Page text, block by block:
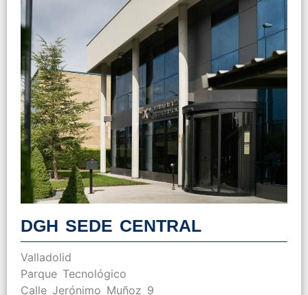
DGH SEDE CENTRAL
Valladolid
Parque Tecnológico
Calle Jerónimo Muñoz 9